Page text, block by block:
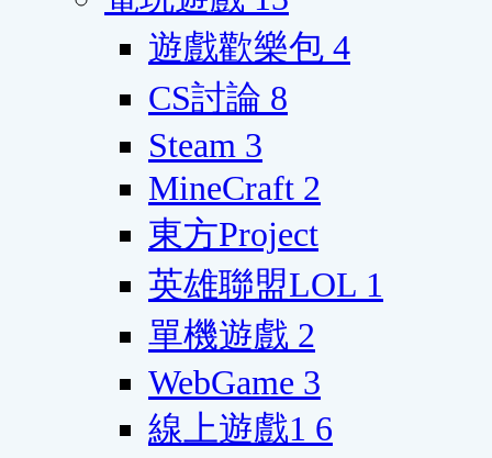
遊戲歡樂包 4
CS討論 8
Steam 3
MineCraft 2
東方Project
英雄聯盟LOL 1
單機遊戲 2
WebGame 3
線上遊戲1 6